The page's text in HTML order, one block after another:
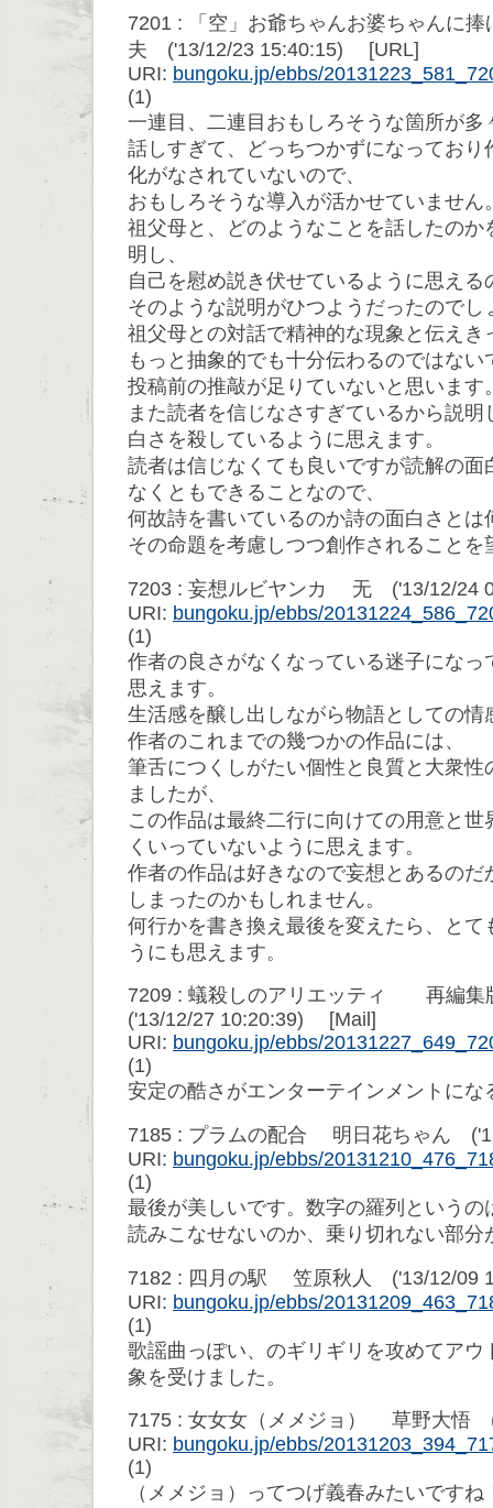
7201 : 「空」お爺ちゃんお婆ちゃんに
夫 ('13/12/23 15:40:15) [URL]
URI: bungoku.jp/ebbs/
(1)
一連目、二連目おもしろそうな箇所が多
話しすぎて、どっちつかずになっており
化がなされていないので、
おもしろそうな導入が活かせていません
祖父母と、どのようなことを話したのか
明し、
自己を慰め説き伏せているように思える
そのような説明がひつようだったのでし
祖父母との対話で精神的な現象と伝えき
もっと抽象的でも十分伝わるのではない
投稿前の推敲が足りていないと思います
また読者を信じなさすぎているから説
白さを殺しているように思えます。
読者は信じなくても良いですが読解の面
なくともできることなので、
何故詩を書いているのか詩の面白さとは
その命題を考慮しつつ創作されることを
7203 : 妄想ルビヤンカ 无 ('13/12/24
URI: bungoku.jp/ebbs/
(1)
作者の良さがなくなっている迷子になっ
思えます。
生活感を醸し出しながら物語としての情
作者のこれまでの幾つかの作品には、
筆舌につくしがたい個性と良質と大衆性
ましたが、
この作品は最終二行に向けての用意と
くいっていないように思えます。
作者の作品は好きなので妄想とあるのだ
しまったのかもしれません。
何行かを書き換え最後を変えたら、とて
うにも思えます。
7209 : 蟻殺しのアリエッティ 再編
('13/12/27 10:20:39) [Mail]
URI: bungoku.jp/ebbs/
(1)
安定の酷さがエンターテインメントにな
7185 : プラムの配合 明日花ちゃん
URI: bungoku.jp/ebbs/
(1)
最後が美しいです。数字の羅列というの
読みこなせないのか、乗り切れない部分
7182 : 四月の駅 笠原秋人 ('13/12/09
URI: bungoku.jp/ebbs/
(1)
歌謡曲っぽい、のギリギリを攻めてアウ
象を受けました。
7175 : 女女女（メメジョ） 草野大悟
URI: bungoku.jp/ebbs/
(1)
（メメジョ）ってつげ義春みたいですね